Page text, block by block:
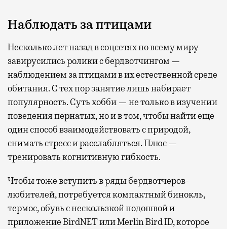
Наблюдать за птицами
Несколько лет назад в соцсетях по всему миру
завирусились ролики с бердвотчингом —
наблюдением за птицами в их естественной среде
обитания. С тех пор занятие лишь набирает
популярность. Суть хобби — не только в изучении
поведения пернатых, но и в том, чтобы найти еще
один способ взаимодействовать с природой,
снимать стресс и расслабляться. Плюс —
тренировать когнитивную гибкость.
Чтобы тоже вступить в ряды бердвотчеров-
любителей, потребуется компактный бинокль,
термос, обувь с нескользкой подошвой и
приложение BirdNET или Merlin Bird ID, которое